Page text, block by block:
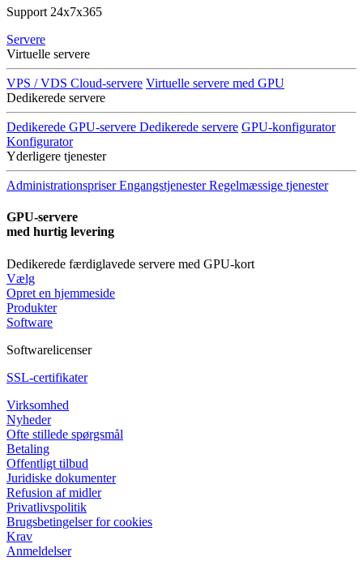
Support 24x7x365
Servere
Virtuelle servere
VPS / VDS Cloud-servere Virtuelle servere med GPU
Dedikerede servere
Dedikerede GPU-servere Dedikerede servere GPU-konfigurator
Konfigurator
Yderligere tjenester
Administrationspriser Engangstjenester Regelmæssige tjenester
GPU-servere
med hurtig levering
Dedikerede færdiglavede servere med GPU-kort
Vælg
Opret en hjemmeside
Produkter
Software
Softwarelicenser
SSL-certifikater
Virksomhed
Nyheder
Ofte stillede spørgsmål
Betaling
Offentligt tilbud
Juridiske dokumenter
Refusion af midler
Privatlivspolitik
Brugsbetingelser for cookies
Krav
Anmeldelser